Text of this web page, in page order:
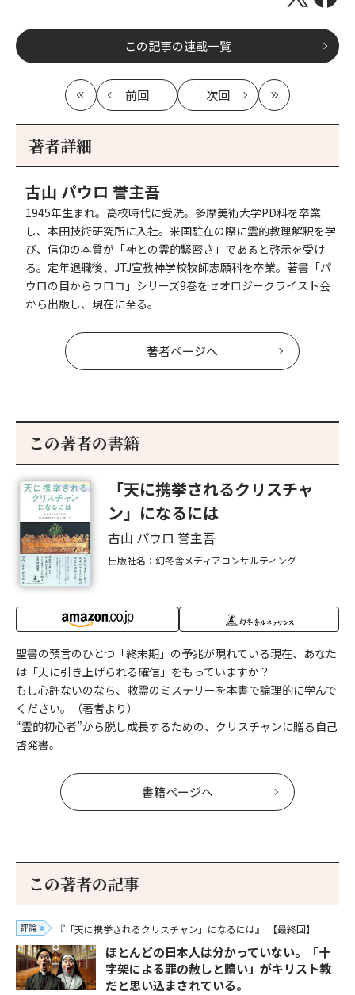
この記事の連載一覧
最
初
前回
記
次回
記
最
新
著者詳細
古山 パウロ 誉主吾
1945年生まれ。高校時代に受洗。多摩美術大学PD科を卒業
し、本田技術研究所に入社。米国駐在の際に霊的教理解釈を学
び、信仰の本質が「神との霊的緊密さ」であると啓示を受け
る。定年退職後、JTJ宣教神学校牧師志願科を卒業。著書「パ
ウロの目からウロコ」シリーズ9巻をセオロジークライスト会
から出版し、現在に至る。
著者ページへ
この著者の書籍
「天に携挙されるクリスチャ
ン」になるには
古山 パウロ 誉主吾
出版社名：幻冬舎メディアコンサルティング
聖書の預言のひとつ「終末期」の予兆が現れている現在、あなた
は「天に引き上げられる確信」をもっていますか？
もし心許ないのなら、救霊のミステリーを本書で論理的に学んで
ください。（著者より）
“霊的初心者”から脱し成長するための、クリスチャンに贈る自己
啓発書。
書籍ページへ
この著者の記事
評論 『「天に携挙されるクリスチャン」になるには』 【最終回】
ほとんどの日本人は分かっていない。「十
字架による罪の赦しと贖い」がキリスト教
だと思い込まされている。